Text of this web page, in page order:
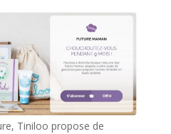
Tiniloo propose de